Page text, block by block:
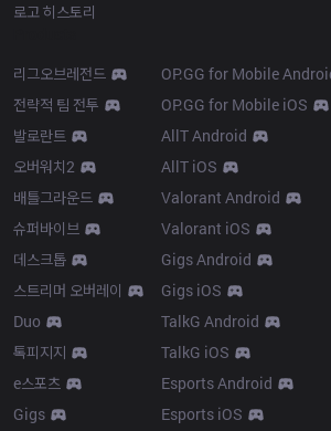
로고 히스토리
리그오브레전드
전략적 팀 전투
발로란트
오버워치2
배틀그라운드
슈퍼바이브
데스크톱
스트리머 오버레이
Duo
톡피지지
e스포츠
Gigs
OP.GG for Mobile
OP.GG for Mobile iOS
AllT Android
AllT iOS
Valorant Android
Valorant iOS
Gigs Android
Gigs iOS
TalkG Android
TalkG iOS
Esports Android
Esports iOS